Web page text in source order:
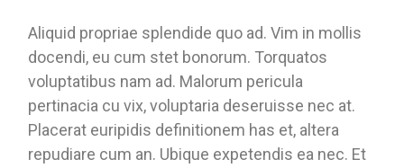
Aliquid propriae splendide quo ad. Vim in mollis
docendi, eu cum stet bonorum. Torquatos
voluptatibus nam ad. Malorum pericula
pertinacia cu vix, voluptaria deseruisse nec at.
Placerat euripidis definitionem has et, altera
repudiare cum an. Ubique expetendis ea nec. Et